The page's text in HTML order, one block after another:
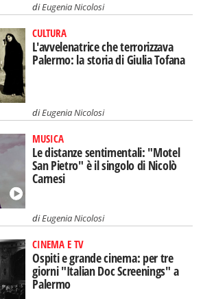
diEugenia Nicolosi
CULTURA
L'avvelenatrice che terrorizzava
Palermo: la storia di Giulia Tofana
diEugenia Nicolosi
MUSICA
Le distanze sentimentali: "Motel
San Pietro" è il singolo di Nicolò
Carnesi
diEugenia Nicolosi
CINEMA E TV
Ospiti e grande cinema: per tre
giorni "Italian Doc Screenings" a
Palermo